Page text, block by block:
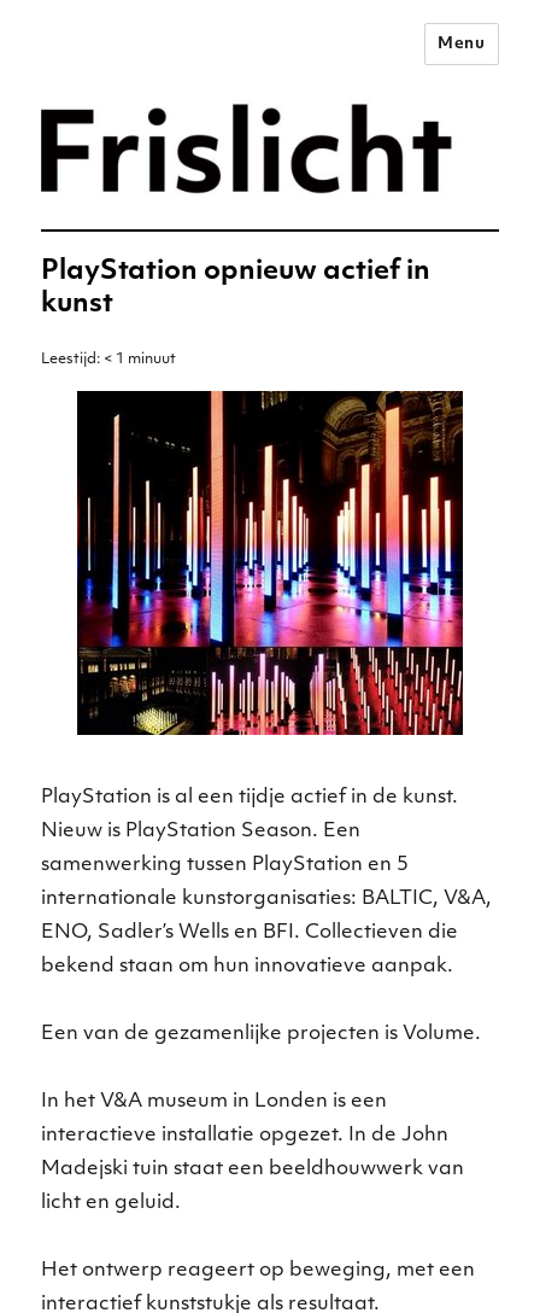
Merkstrategie voor het
digitale tijdperk –
Frislicht
Menu
PlayStation opnieuw actief in
kunst
Leestijd: < 1 minuut
PlayStation is al een tijdje actief in de kunst.
Nieuw is PlayStation Season. Een
samenwerking tussen PlayStation en 5
internationale kunstorganisaties: BALTIC, V&A,
ENO, Sadler’s Wells en BFI. Collectieven die
bekend staan om hun innovatieve aanpak.
Een van de gezamenlijke projecten is Volume.
In het V&A museum in Londen is een
interactieve installatie opgezet. In de John
Madejski tuin staat een beeldhouwwerk van
licht en geluid.
Het ontwerp reageert op beweging, met een
interactief kunststukje als resultaat.